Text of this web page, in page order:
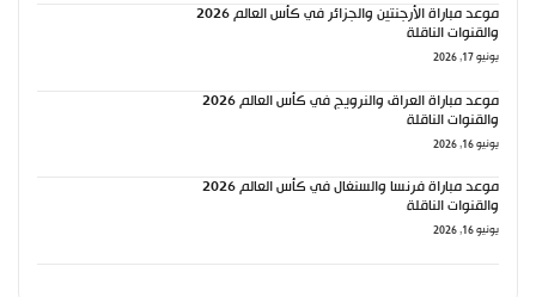
موعد مباراة الأرجنتين والجزائر في كأس العالم 2026
والقنوات الناقلة
يونيو 17, 2026
موعد مباراة العراق والنرويج في كأس العالم 2026
والقنوات الناقلة
يونيو 16, 2026
موعد مباراة فرنسا والسنغال في كأس العالم 2026
والقنوات الناقلة
يونيو 16, 2026